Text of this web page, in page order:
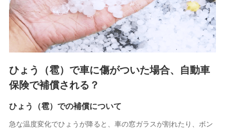
3.セミナー募集サイトから取得した個人情報
各種セミナーの案内、開催のため
上記に係る連絡・手続き・管理等付帯業務を行うため
4.家族・友達紹介にて取得した個人情報
被紹介者への連絡、及び当社と取引のあるもしくは委託を受
けている保険会社・提携会社の保険その他に関する情報を提
供し、金融商品等の契約を勧奨するため
アンケートやキャンペーン等の実施のため
上記に係る連絡・手続き・管理等付帯業務を行うため
ひょう（雹）で車に傷がついた場合、自動車
保険で補償される？
ひょう（雹）での補償について
急な温度変化でひょうが降ると、車の窓ガラスが割れたり、ボン